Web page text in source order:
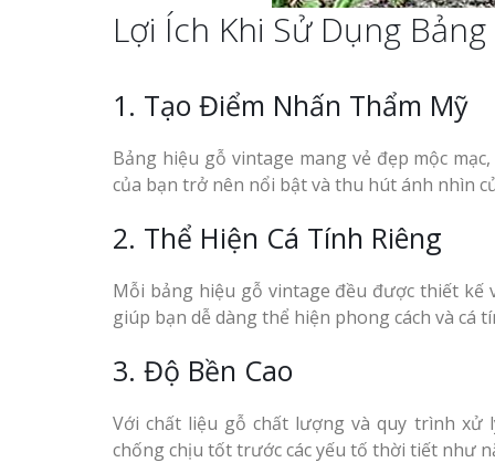
Lợi Ích Khi Sử Dụng
1. Tạo Điểm Nhấn Thẩm Mỹ
Bảng hiệu gỗ vintage mang vẻ đẹp mộc
của bạn trở nên nổi bật và thu hút ánh nhìn
2. Thể Hiện Cá Tính Riêng
Mỗi bảng hiệu gỗ vintage đều được thiết kế
giúp bạn dễ dàng thể hiện phong cách và cá
3. Độ Bền Cao
Với chất liệu gỗ chất lượng và quy trình xử
chống chịu tốt trước các yếu tố thời tiết như
tại Vinh Nghệ An
Làm biển hiệu quán cà
phê tại Vinh Nghệ An
Làm biển hiệu tại Vinh
Nghệ An
Mẫu biển quán cà phê
Mica Tại Vinh Lấy Ngay
Làm biển
tại Vinh Nghệ An
Làm Biển
Làm Biển
Top 10 Mẫu
Hiệu Shop